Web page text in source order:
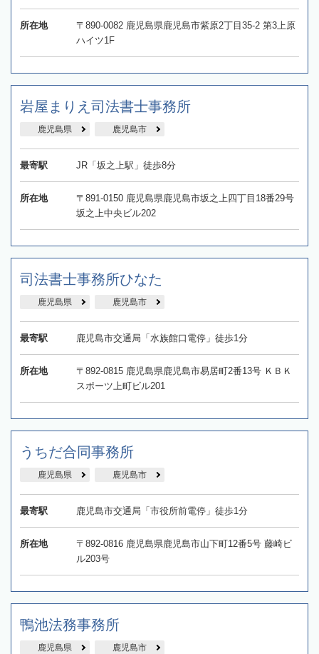
所在地
〒890-0082 鹿児島県鹿児島市紫原2丁目35-2 第3上原
ハイツ1F
岩屋まりえ司法書士事務所
鹿児島県 鹿児島市
最寄駅 JR「坂之上駅」徒歩8分
所在地
〒891-0150 鹿児島県鹿児島市坂之上四丁目18番29号
坂之上中央ビル202
司法書士事務所ひなた
鹿児島県 鹿児島市
最寄駅 鹿児島市交通局「水族館口電停」徒歩1分
所在地
〒892-0815 鹿児島県鹿児島市易居町2番13号 ＫＢＫ
スポーツ上町ビル201
うちだ合同事務所
鹿児島県 鹿児島市
最寄駅 鹿児島市交通局「市役所前電停」徒歩1分
所在地
〒892-0816 鹿児島県鹿児島市山下町12番5号 藤崎ビ
ル203号
鴨池法務事務所
鹿児島県 鹿児島市